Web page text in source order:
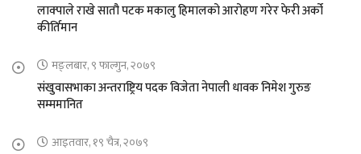
लाक्पाले राखे सातौ पटक मकालु हिमालको आरोहण गरेर फेरी अर्को
कीर्तिमान
मङ्लबार, ९ फाल्गुन, २०७९
संखुवासभाका अन्तराष्ट्रिय पदक विजेता नेपाली धावक निमेश गुरुङ
सम्ममानित
आइतवार, १९ चैत्र, २०७९